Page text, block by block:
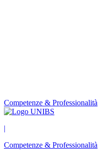
Competenze & Professionalità
|
Competenze & Professionalità